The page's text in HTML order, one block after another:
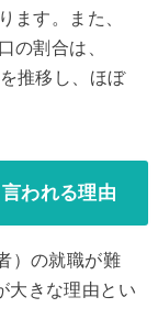
ます。また、
の割合は、
推移し、ほぼ
われる理由
）の就職が難
大きな理由とい